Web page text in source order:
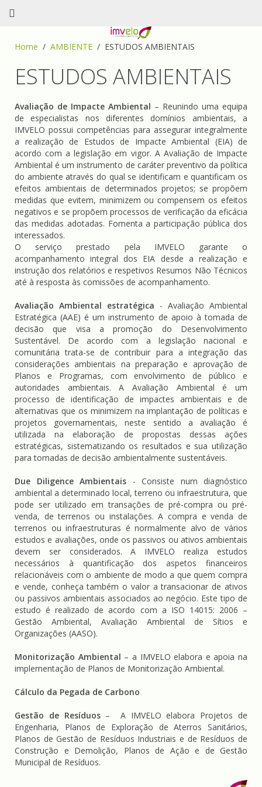
Home AMBIENTE ESTUDOS AMBIENTAIS
ESTUDOS AMBIENTAIS
Avaliação de Impacte Ambiental – Reunindo uma equipa
de especialistas nos diferentes domínios ambientais, a
IMVELO possui competências para assegurar integralmente
a realização de Estudos de Impacte Ambiental (EIA) de
acordo com a legislação em vigor. A Avaliação de Impacte
Ambiental é um instrumento de caráter preventivo da política
do ambiente através do qual se identificam e quantificam os
efeitos ambientais de determinados projetos; se propõem
medidas que evitem, minimizem ou compensem os efeitos
negativos e se propõem processos de verificação da eficácia
das medidas adotadas. Fomenta a participação pública dos
interessados.
O serviço prestado pela IMVELO garante o
acompanhamento integral dos EIA desde a realização e
instrução dos relatórios e respetivos Resumos Não Técnicos
até à resposta às comissões de acompanhamento.
Avaliação Ambiental estratégica - Avaliação Ambiental
Estratégica (AAE) é um instrumento de apoio à tomada de
decisão que visa a promoção do Desenvolvimento
Sustentável. De acordo com a legislação nacional e
comunitária trata-se de contribuir para a integração das
considerações ambientais na preparação e aprovação de
Planos e Programas, com envolvimento de público e
autoridades ambientais. A Avaliação Ambiental é um
processo de identificação de impactes ambientais e de
alternativas que os minimizem na implantação de políticas e
projetos governamentais, neste sentido a avaliação é
utilizada na elaboração de propostas dessas ações
estratégicas, sistematizando os resultados e sua utilização
para tomadas de decisão ambientalmente sustentáveis.
Due Diligence Ambientais - Consiste num diagnóstico
ambiental a determinado local, terreno ou infraestrutura, que
pode ser utilizado em transações de pré-compra ou pré-
venda, de terrenos ou instalações. A compra e venda de
terrenos ou infraestruturas é normalmente alvo de vários
estudos e avaliações, onde os passivos ou ativos ambientais
devem ser considerados. A IMVELO realiza estudos
necessários à quantificação dos aspetos financeiros
relacionáveis com o ambiente de modo a que quem compra
e vende, conheça também o valor a transacionar de ativos
ou passivos ambientais associados ao negócio. Este tipo de
estudo é realizado de acordo com a ISO 14015: 2006 –
Gestão Ambiental, Avaliação Ambiental de Sítios e
Organizações (AASO).
Monitorização Ambiental – a IMVELO elabora e apoia na
implementação de Planos de Monitorização Ambiental.
Cálculo da Pegada de Carbono
Gestão de Resíduos– A IMVELO elabora Projetos de
Engenharia, Planos de Exploração de Aterros Sanitários,
Planos de Gestão de Resíduos Industriais e de Resíduos de
Construção e Demolição, Planos de Ação e de Gestão
Municipal de Resíduos.